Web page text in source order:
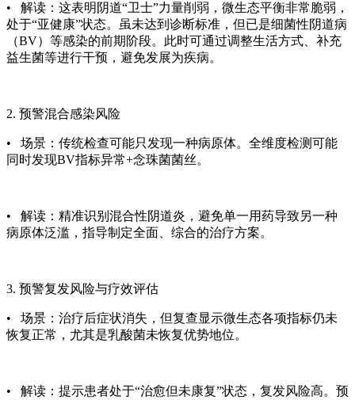
• 解读：这表明阴道“卫士”力量削弱，微生态平衡非常脆弱，
处于“亚健康”状态。虽未达到诊断标准，但已是细菌性阴道病
（BV）等感染的前期阶段。此时可通过调整生活方式、补充
益生菌等进行干预，避免发展为疾病。
2. 预警混合感染风险
• 场景：传统检查可能只发现一种病原体。全维度检测可能
同时发现BV指标异常+念珠菌菌丝。
• 解读：精准识别混合性阴道炎，避免单一用药导致另一种
病原体泛滥，指导制定全面、综合的治疗方案。
3. 预警复发风险与疗效评估
• 场景：治疗后症状消失，但复查显示微生态各项指标仍未
恢复正常，尤其是乳酸菌未恢复优势地位。
• 解读：提示患者处于“治愈但未康复”状态，复发风险高。预